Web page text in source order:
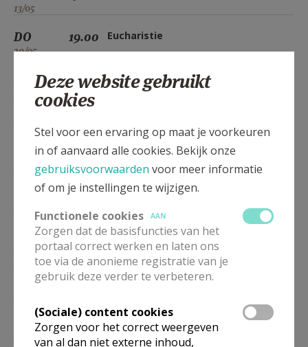
13/05
DO
20/05
19.00 Eucharistie
19.00 Eucharistie
03/06
10/06
19.00 Eucharistie
17/06
24/06
19.00 Eucharistie
01/07
19.00 Eucharistie
Deze website gebruikt
cookies
Stel voor een ervaring op maat je voorkeuren
in of aanvaard alle cookies. Bekijk onze
gebruiksvoorwaarden voor meer informatie
of om je instellingen te wijzigen.
Functionele cookies
AAN
Zorgen dat de basisfuncties van het
portaal correct werken en laten ons
toe via de anonieme registratie van je
gebruik deze verder te verbeteren.
(Sociale) content cookies
Zorgen voor het correct weergeven
van al dan niet externe inhoud,